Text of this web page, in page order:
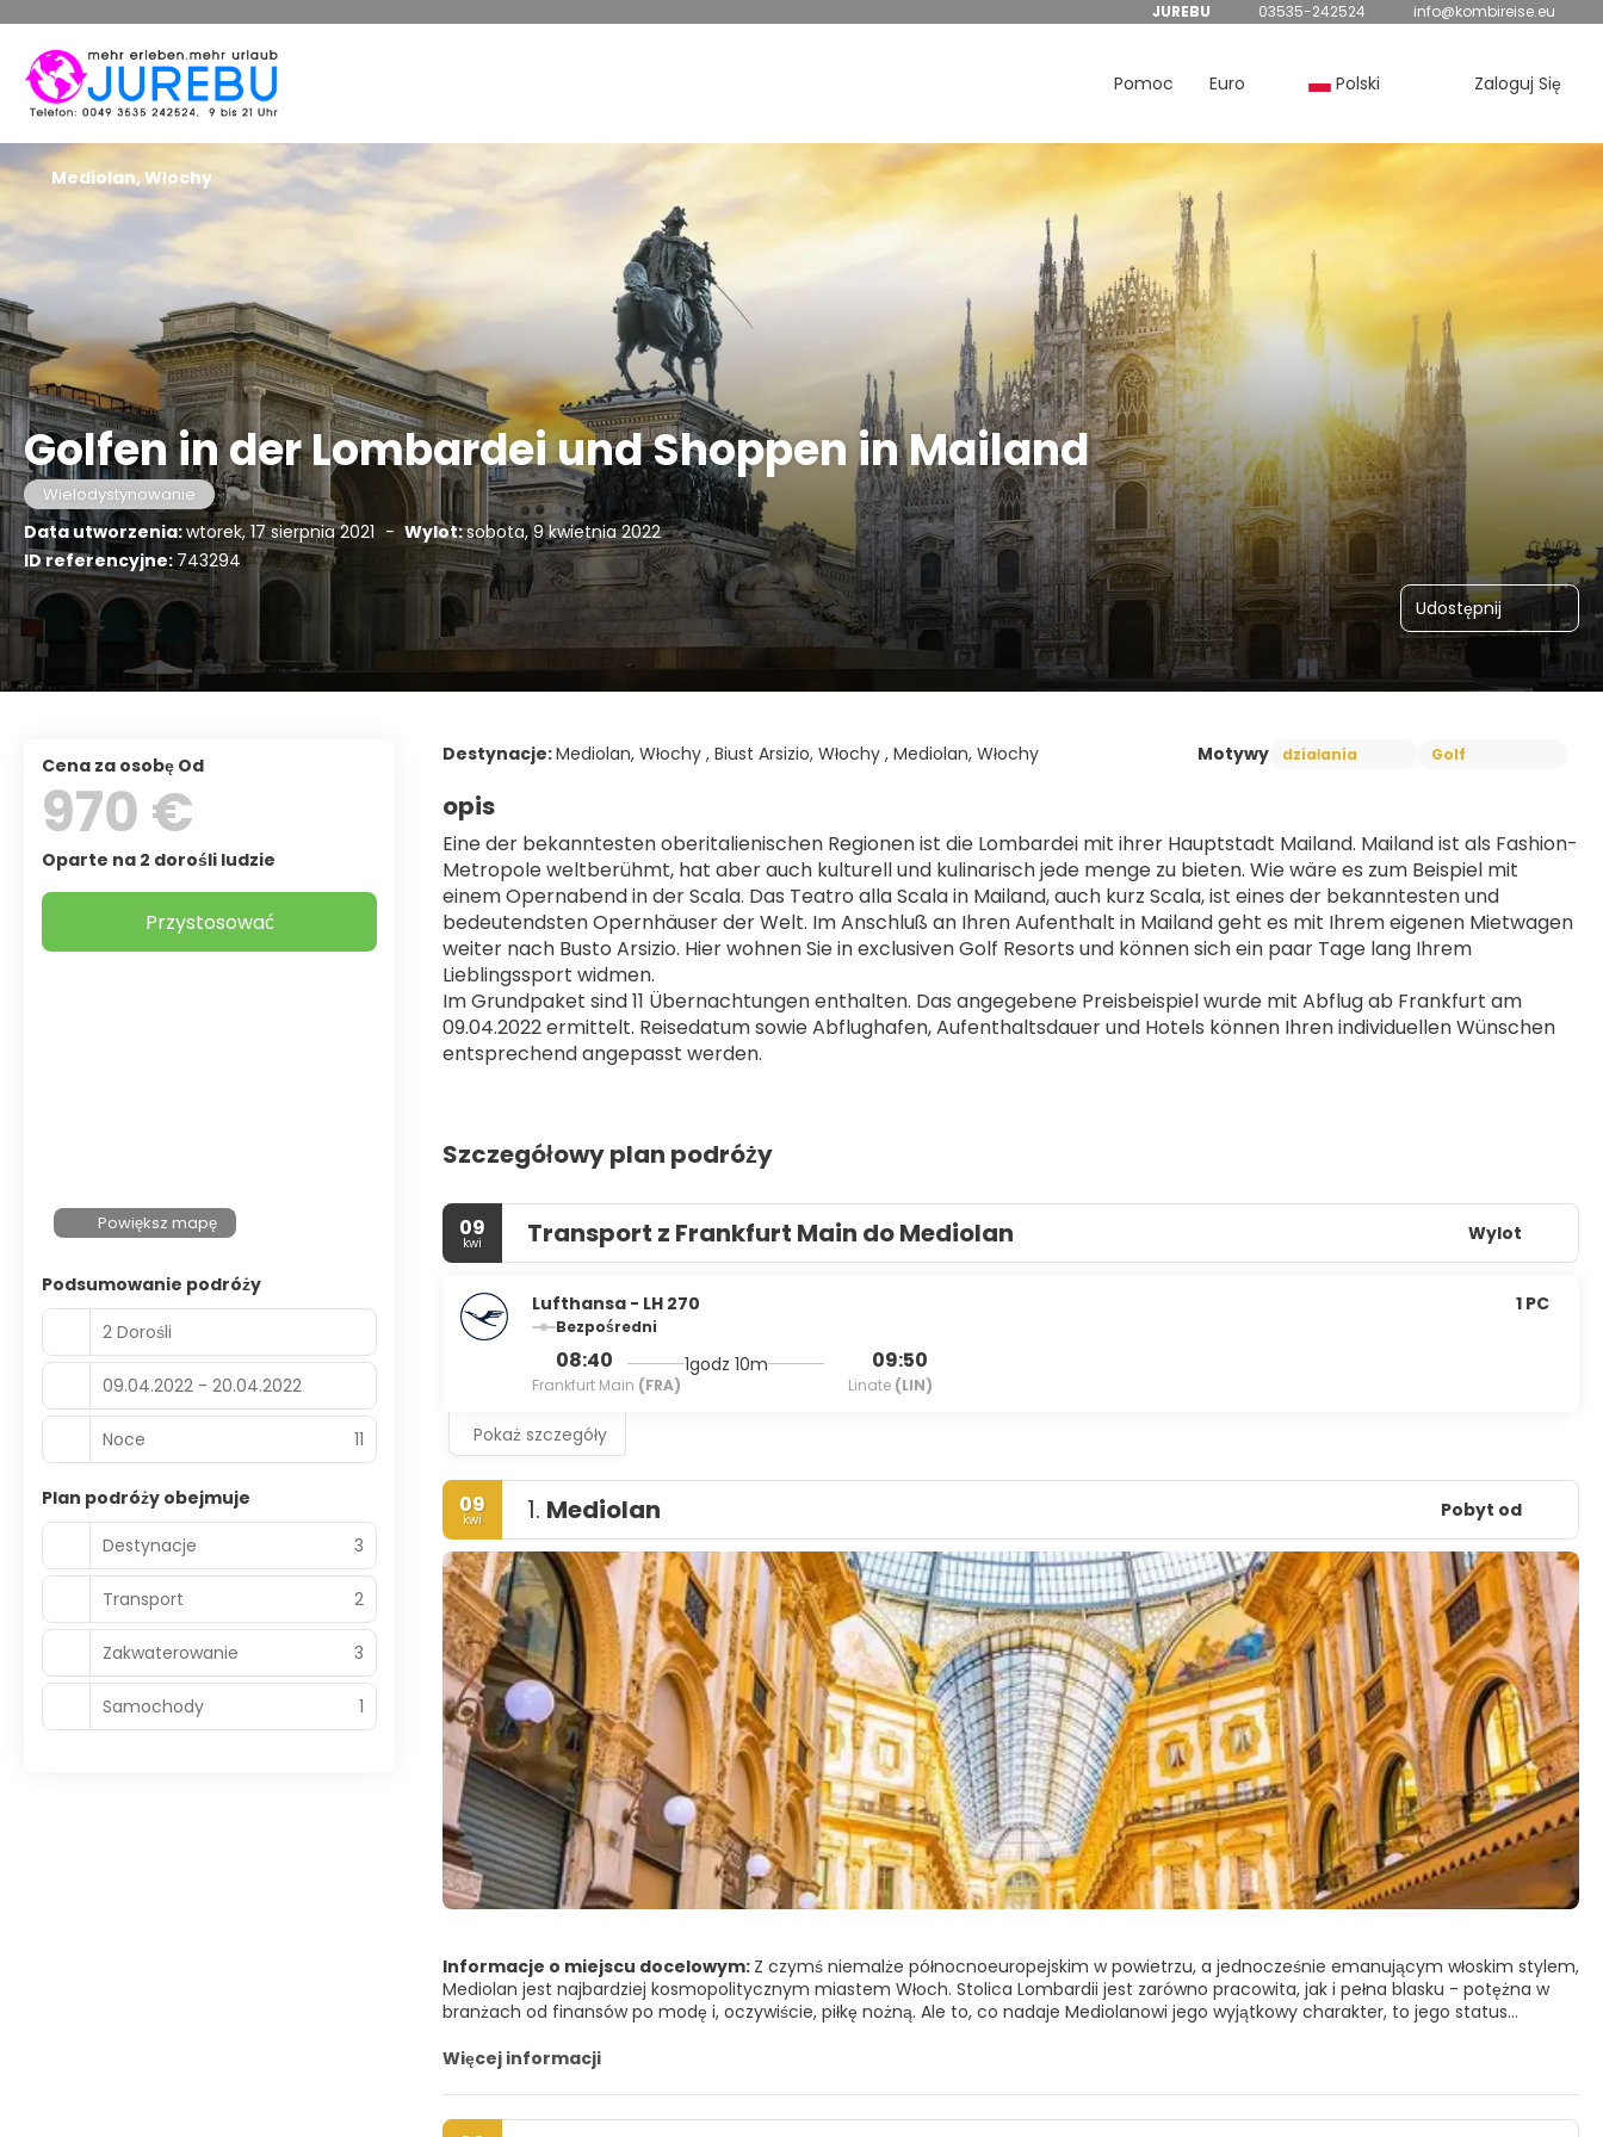
JUREBU 03535-242524 info@kombireise.eu
Pomoc Euro Polski Zaloguj Się
Golfen in der Lombardei und Shoppen in Mailand
Wielodystynowanie
Data utworzenia:wtorek, 17 sierpnia 2021 - Wylot:sobota, 9 kwietnia 2022
ID referencyjne:743294
Udostępnij
Mediolan, Włochy
Destynacje:Mediolan, Włochy , Biust Arsizio, Włochy , Mediolan, Włochy Motywy działania Golf
opis
Eine der bekanntesten oberitalienischen Regionen ist die Lombardei mit ihrer Hauptstadt Mailand. Mailand ist als Fashion-
Metropole weltberühmt, hat aber auch kulturell und kulinarisch jede menge zu bieten. Wie wäre es zum Beispiel mit
einem Opernabend in der Scala. Das Teatro alla Scala in Mailand, auch kurz Scala, ist eines der bekanntesten und
bedeutendsten Opernhäuser der Welt. Im Anschluß an Ihren Aufenthalt in Mailand geht es mit Ihrem eigenen Mietwagen
weiter nach Busto Arsizio. Hier wohnen Sie in exclusiven Golf Resorts und können sich ein paar Tage lang Ihrem
Lieblingssport widmen.
Im Grundpaket sind 11 Übernachtungen enthalten. Das angegebene Preisbeispiel wurde mit Abflug ab Frankfurt am
09.04.2022 ermittelt. Reisedatum sowie Abflughafen, Aufenthaltsdauer und Hotels können Ihren individuellen Wünschen
entsprechend angepasst werden.
Szczegółowy plan podróży
09
kwi Transport z Frankfurt Main do Mediolan Wylot
Lufthansa - LH 270
Bezpośredni
08:40
Frankfurt Main (FRA)
1godz 10m 09:50
Linate (LIN)
1 PC
Pokaż szczegóły
09
kwi 1. Mediolan Pobyt od
Informacje o miejscu docelowym: Z czymś niemalże północnoeuropejskim w powietrzu, a jednocześnie emanującym włoskim stylem,
Mediolan jest najbardziej kosmopolitycznym miastem Włoch. Stolica Lombardii jest zarówno pracowita, jak i pełna blasku - potężna w
branżach od finansów po modę i, oczywiście, piłkę nożną. Ale to, co nadaje Mediolanowi jego wyjątkowy charakter, to jego status
dwa razy w roku na wiosenne i jesienne targi: Mediolan, który starannie strzeże swojej reputacji pełnej polotu, dramatu i kreatywności,
Mediolan jest głównym centrum przemysłowym, handlowym i finansowym Włoch i jako takie, nie dziwi swoim biznesowym wyglądem. Na
pierwszy rzut oka brakuje mu efektu "wow", ale jeśli poświęcisz czas i będziesz zdeterminowany, aby odkrywać ulice Mediolanu, odkryjesz
Więcej informacji
Cena za osobę Od
970 €
Oparte na 2 dorośli ludzie
Przystosować
Powiększ mapę
Podsumowanie podróży
2 Dorośli
09.04.2022 - 20.04.2022
Noce 11
Plan podróży obejmuje
Destynacje
3
Transport 2
Zakwaterowanie 3
Samochody 1